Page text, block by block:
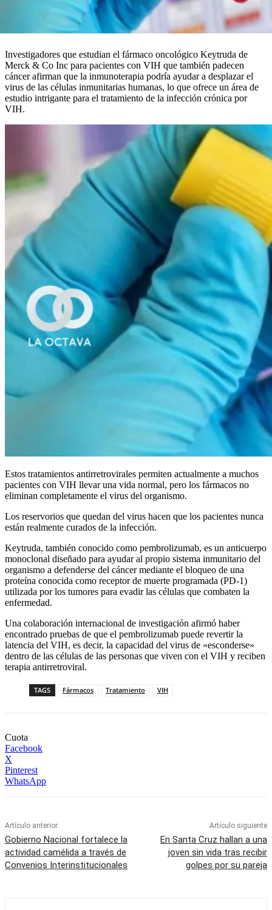
Investigadores que estudian el fármaco oncológico Keytruda de
Merck & Co Inc para pacientes con VIH que también padecen
cáncer afirman que la inmunoterapia podría ayudar a desplazar el
virus de las células inmunitarias humanas, lo que ofrece un área de
estudio intrigante para el tratamiento de la infección crónica por
VIH.
Estos tratamientos antirretrovirales permiten actualmente a muchos
pacientes con VIH llevar una vida normal, pero los fármacos no
eliminan completamente el virus del organismo.
Los reservorios que quedan del virus hacen que los pacientes nunca
están realmente curados de la infección.
Keytruda, también conocido como pembrolizumab, es un anticuerpo
monoclonal diseñado para ayudar al propio sistema inmunitario del
organismo a defenderse del cáncer mediante el bloqueo de una
proteína conocida como receptor de muerte programada (PD-1)
utilizada por los tumores para evadir las células que combaten la
enfermedad.
Una colaboración internacional de investigación afirmó haber
encontrado pruebas de que el pembrolizumab puede revertir la
latencia del VIH, es decir, la capacidad del virus de «esconderse»
dentro de las células de las personas que viven con el VIH y reciben
terapia antirretroviral.
TAGS Fármacos Tratamiento VIH
Cuota
Facebook
X
Pinterest
WhatsApp
Artículo anterior
Gobierno Nacional fortalece la
actividad camélida a través de
Convenios Interinstitucionales
Artículo siguiente
En Santa Cruz hallan a una
joven sin vida tras recibir
golpes por su pareja